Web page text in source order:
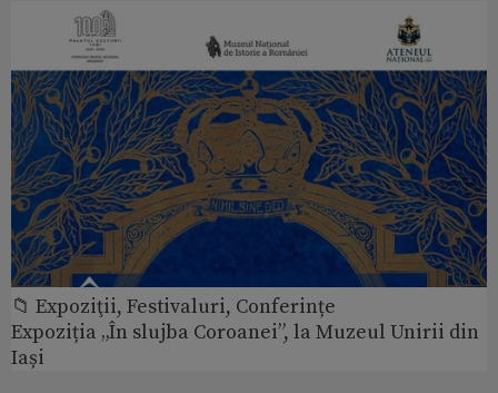
📁 Expoziţii, Festivaluri, Conferințe
Expoziția „În slujba Coroanei”, la Muzeul Unirii din
Iași